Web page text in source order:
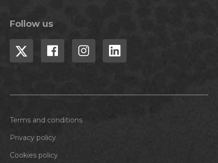
Follow us
Terms and conditions
Privacy policy
Cookies policy